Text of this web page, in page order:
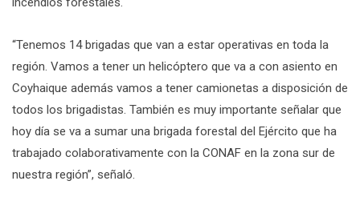
“Tenemos 14 brigadas que van a estar operativas en toda la
región. Vamos a tener un helicóptero que va a con asiento en
Coyhaique además vamos a tener camionetas a disposición de
todos los brigadistas. También es muy importante señalar que
hoy día se va a sumar una brigada forestal del Ejército que ha
trabajado colaborativamente con la CONAF en la zona sur de
nuestra región”, señaló.